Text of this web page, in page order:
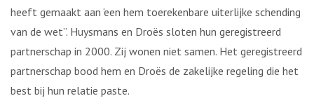
heeft gemaakt aan ‘een hem toerekenbare uiterlijke schending
van de wet”. Huysmans en Droës sloten hun geregistreerd
partnerschap in 2000. Zij wonen niet samen. Het geregistreerd
partnerschap bood hem en Droës de zakelijke regeling die het
best bij hun relatie paste.